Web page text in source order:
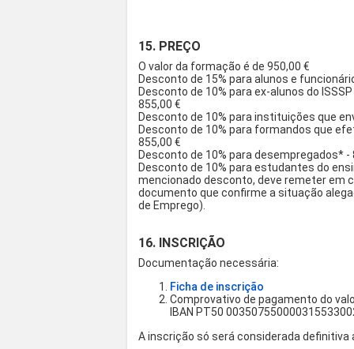
15. PREÇO
O valor da formação é de 950,00 €
Desconto de 15% para alunos e
Desconto de 10% para ex-alunos do
855,00 €
Desconto de 10% para instituições que
Desconto de 10% para formandos que
855,00 €
Desconto de 10% para desempregados* -
Desconto de 10% para estudantes do
mencionado desconto, deve remeter em
documento que confirme a situação
de Emprego).
16. INSCRIÇÃO
Documentação necessária:
Ficha de inscrição
Comprovativo de pagamento do
IBAN PT50
A inscrição só será considerada definitiva